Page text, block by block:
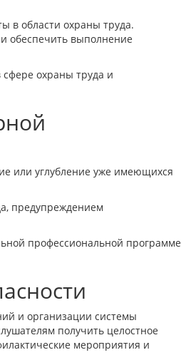
в области охраны труда.
обеспечить выполнение
охраны труда и
или углубление уже имеющихся
предупреждением
профессиональной программе
и организации системы
получить целостное
мероприятия и